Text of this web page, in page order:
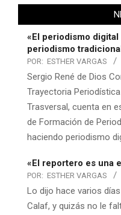
«El periodismo
periodismo
POR: ESTHER VARGAS
Sergio René de Dios
Trayectoria
Trasversal, cuenta en
de Formación de
haciendo periodismo
«El reportero es una
POR: ESTHER VARGAS
Lo dijo hace varios
Calaf, y quizás no le